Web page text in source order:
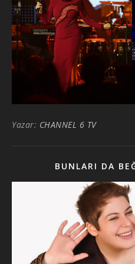
Yazar: CHANNEL 6 TV
BUNLARI DA